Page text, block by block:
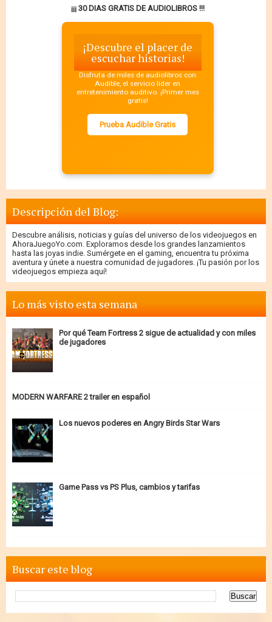
¡¡¡ 30 DIAS GRATIS DE AUDIOLIBROS !!!
¡Descubre el placer de
escuchar historias!
Disfruta de miles de audiolibros con
Audible, el servicio líder en
entretenimiento auditivo. ¡Primer mes
gratis!
Prueba Audible Gratis
Descripción del Blog:
Descubre análisis, noticias y guías del universo de los videojuegos en
AhoraJuegoYo.com. Exploramos desde los grandes lanzamientos
hasta las joyas indie. Sumérgete en el gaming, encuentra tu próxima
aventura y únete a nuestra comunidad de jugadores. ¡Tu pasión por los
videojuegos empieza aquí!
Lo más visto esta semana
Por qué Team Fortress 2 sigue de actualidad y con miles
de jugadores
MODERN WARFARE 2 trailer en español
Los nuevos poderes en Angry Birds Star Wars
Game Pass vs PS Plus, cambios y tarifas
Buscar este blog